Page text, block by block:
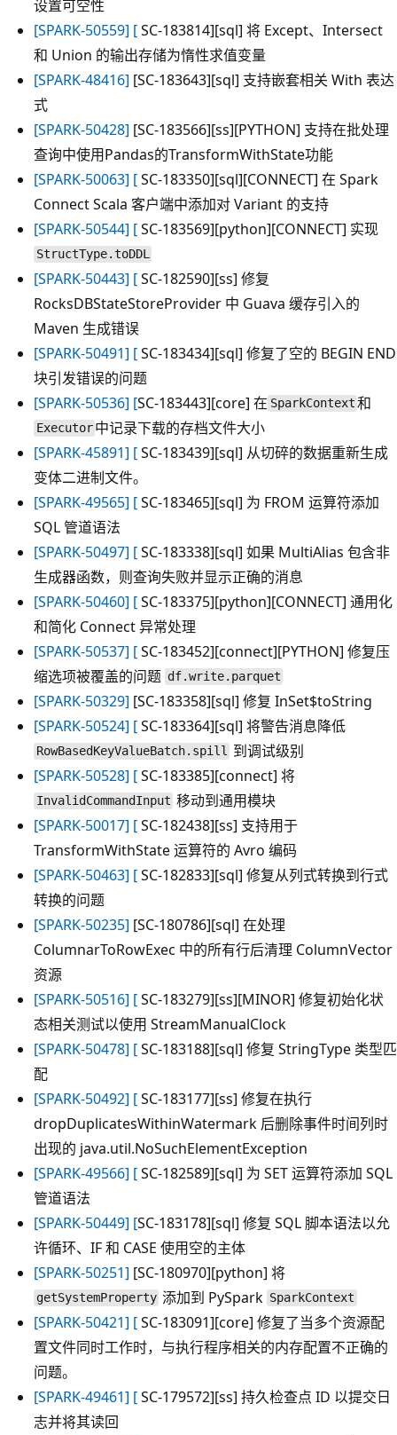
设置可空性
[SPARK-50559] [SC-183814][sql] 将 Except、Intersect
和 Union 的输出存储为惰性求值变量
[SPARK-48416] [SC-183643][sql] 支持嵌套相关 With 表达
式
[SPARK-50428] [SC-183566][ss][PYTHON] 支持在批处理
查询中使用Pandas的TransformWithState功能
[SPARK-50063] [SC-183350][sql][CONNECT] 在 Spark
Connect Scala 客户端中添加对 Variant 的支持
[SPARK-50544] [SC-183569][python][CONNECT] 实现
StructType.toDDL
[SPARK-50443] [SC-182590][ss] 修复
RocksDBStateStoreProvider 中 Guava 缓存引入的
Maven 生成错误
[SPARK-50491] [SC-183434][sql] 修复了空的 BEGIN END
块引发错误的问题
[SPARK-50536] [SC-183443][core] 在 SparkContext 和
Executor 中记录下载的存档文件大小
[SPARK-45891] [SC-183439][sql] 从切碎的数据重新生成
变体二进制文件。
[SPARK-49565] [SC-183465][sql] 为 FROM 运算符添加
SQL 管道语法
[SPARK-50497] [SC-183338][sql] 如果 MultiAlias 包含非
生成器函数，则查询失败并显示正确的消息
[SPARK-50460] [SC-183375][python][CONNECT] 通用化
和简化 Connect 异常处理
[SPARK-50537] [SC-183452][connect][PYTHON] 修复压
缩选项被覆盖的问题 df.write.parquet
[SPARK-50329] [SC-183358][sql] 修复 InSet$toString
[SPARK-50524] [SC-183364][sql] 将警告消息降低
RowBasedKeyValueBatch.spill 到调试级别
[SPARK-50528] [SC-183385][connect] 将
InvalidCommandInput 移动到通用模块
[SPARK-50017] [SC-182438][ss] 支持用于
TransformWithState 运算符的 Avro 编码
[SPARK-50463] [SC-182833][sql] 修复从列式转换到行式
转换的问题
[SPARK-50235] [SC-180786][sql] 在处理
ColumnarToRowExec 中的所有行后清理 ColumnVector
资源
[SPARK-50516] [SC-183279][ss][MINOR] 修复初始化状
态相关测试以使用 StreamManualClock
[SPARK-50478] [SC-183188][sql] 修复 StringType 类型匹
配
[SPARK-50492] [SC-183177][ss] 修复在执行
dropDuplicatesWithinWatermark 后删除事件时间列时
出现的 java.util.NoSuchElementException
[SPARK-49566] [SC-182589][sql] 为 SET 运算符添加 SQL
管道语法
[SPARK-50449] [SC-183178][sql] 修复 SQL 脚本语法以允
许循环、IF 和 CASE 使用空的主体
[SPARK-50251] [SC-180970][python] 将
getSystemProperty 添加到 PySpark SparkContext
[SPARK-50421] [SC-183091][core] 修复了当多个资源配
置文件同时工作时，与执行程序相关的内存配置不正确的
问题。
[SPARK-49461] [SC-179572][ss] 持久检查点 ID 以提交日
志并将其读回